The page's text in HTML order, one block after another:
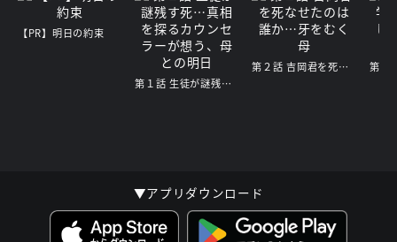
【PR】明日の約束
第１話 生徒が謎残す死…真相を探るカウンセラーが想う、母との明日
第２話 吉岡君を死なせたのは誰か…牙をむく母
▼アプリダウンロード